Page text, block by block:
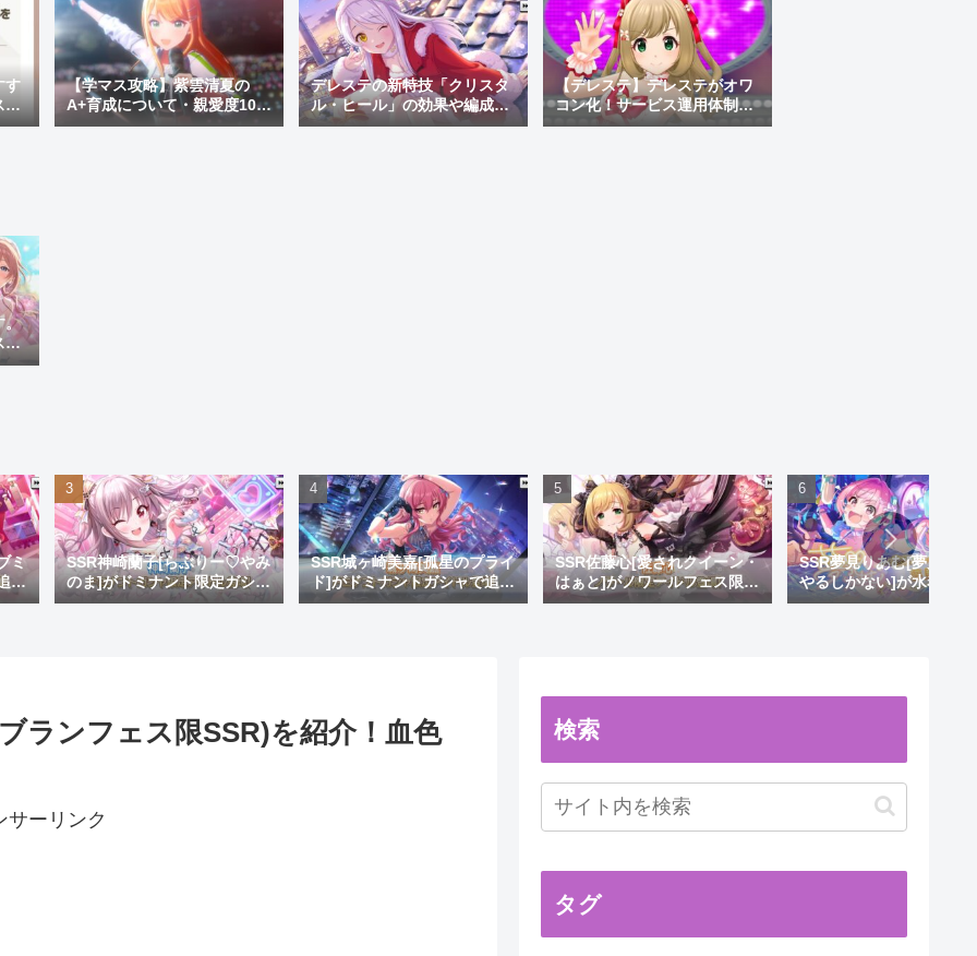
す
キ
【学マス攻略】紫雲清夏の
A+育成について・親愛度10に
上げる育成方法を解説
デレステの新特技「クリスタ
ル・ヒール」の効果や編成例
を解説！放置編成への組み込
【デレステ】デレステがオワ
コン化！サービス運用体制変
更でサ終秒読み開始！デレス
。
愚
ミ
SSR神崎蘭子[らぶりー♡やみ
のま]がドミナント限定ガシャ
にて実装！このブスがキュー
SSR城ヶ崎美嘉[孤星のプライ
ド]がドミナントガシャで追
加！デザインも生足も良い神
SSR佐藤心[愛されクイーン・
はぁと]がノワールフェス限で
追加！しゅがはになかった黒
SSR夢見りあむ[夢見りあ
やるしかない]が水着限定
加！クズのくせにいい水
ランフェス限SSR)を紹介！血色
サーリンク
検索
タグ